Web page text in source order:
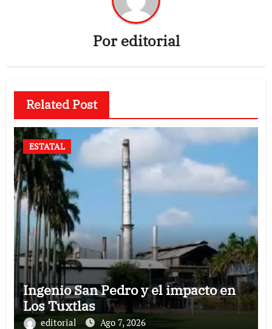
Poreditorial
Related Post
ESTATAL
Ingenio San Pedro y el impacto en
Los Tuxtlas
editorial Ago 7, 2026